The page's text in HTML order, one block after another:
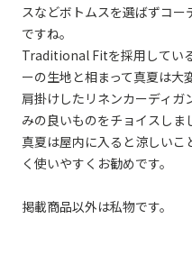
スなどボトムスを選ばずコ
ですね。
Traditional Fitを採用してい
ーの生地と相まって真夏は大
肩掛けしたリネンカーディ
みの良いものをチョイスしま
真夏は屋内に入ると涼しいこ
く使いやすくお勧めです。
掲載商品以外は私物です。